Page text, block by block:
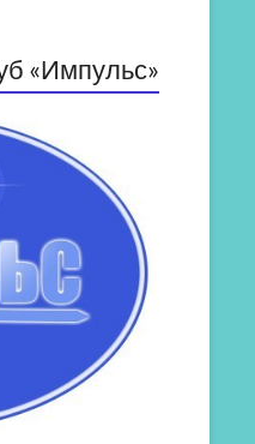
«Импульс»